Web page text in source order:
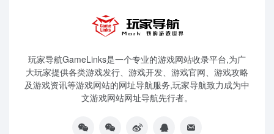
玩家导航GameLinks是一个专业的游戏网站收录平台,为广
大玩家提供各类游戏发行、游戏开发、游戏官网、游戏攻略
及游戏资讯等游戏网站的网址导航服务,玩家导航致力成为中
文游戏网站网址导航先行者。